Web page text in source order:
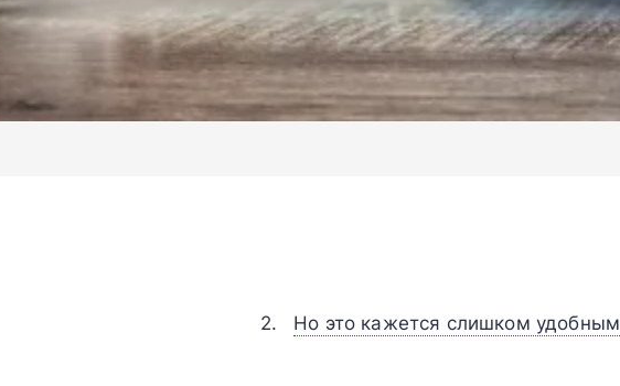
Но это кажется слишком удобным